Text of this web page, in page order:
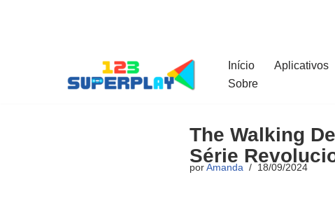
Início Aplicativos
Sobre
The Walking
Série
porAmanda 18/09/2024